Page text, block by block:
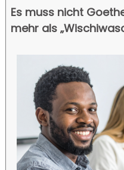
Es muss nicht
mehr als